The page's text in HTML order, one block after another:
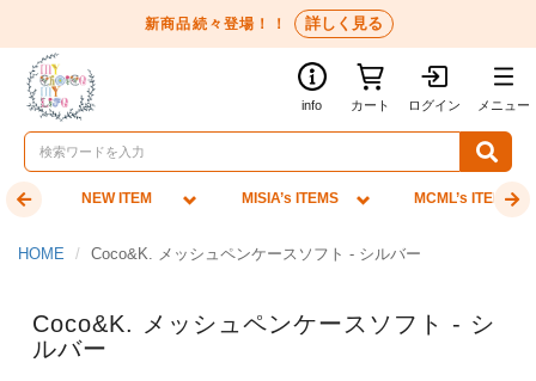
新商品続々登場！！ 詳しく見る
info カート ログイン メニュー
NEW ITEM MISIA’s ITEMS MCML’s ITEMS
HOME Coco&K. メッシュペンケースソフト - シルバー
Coco&K. メッシュペンケースソフト - シ
ルバー